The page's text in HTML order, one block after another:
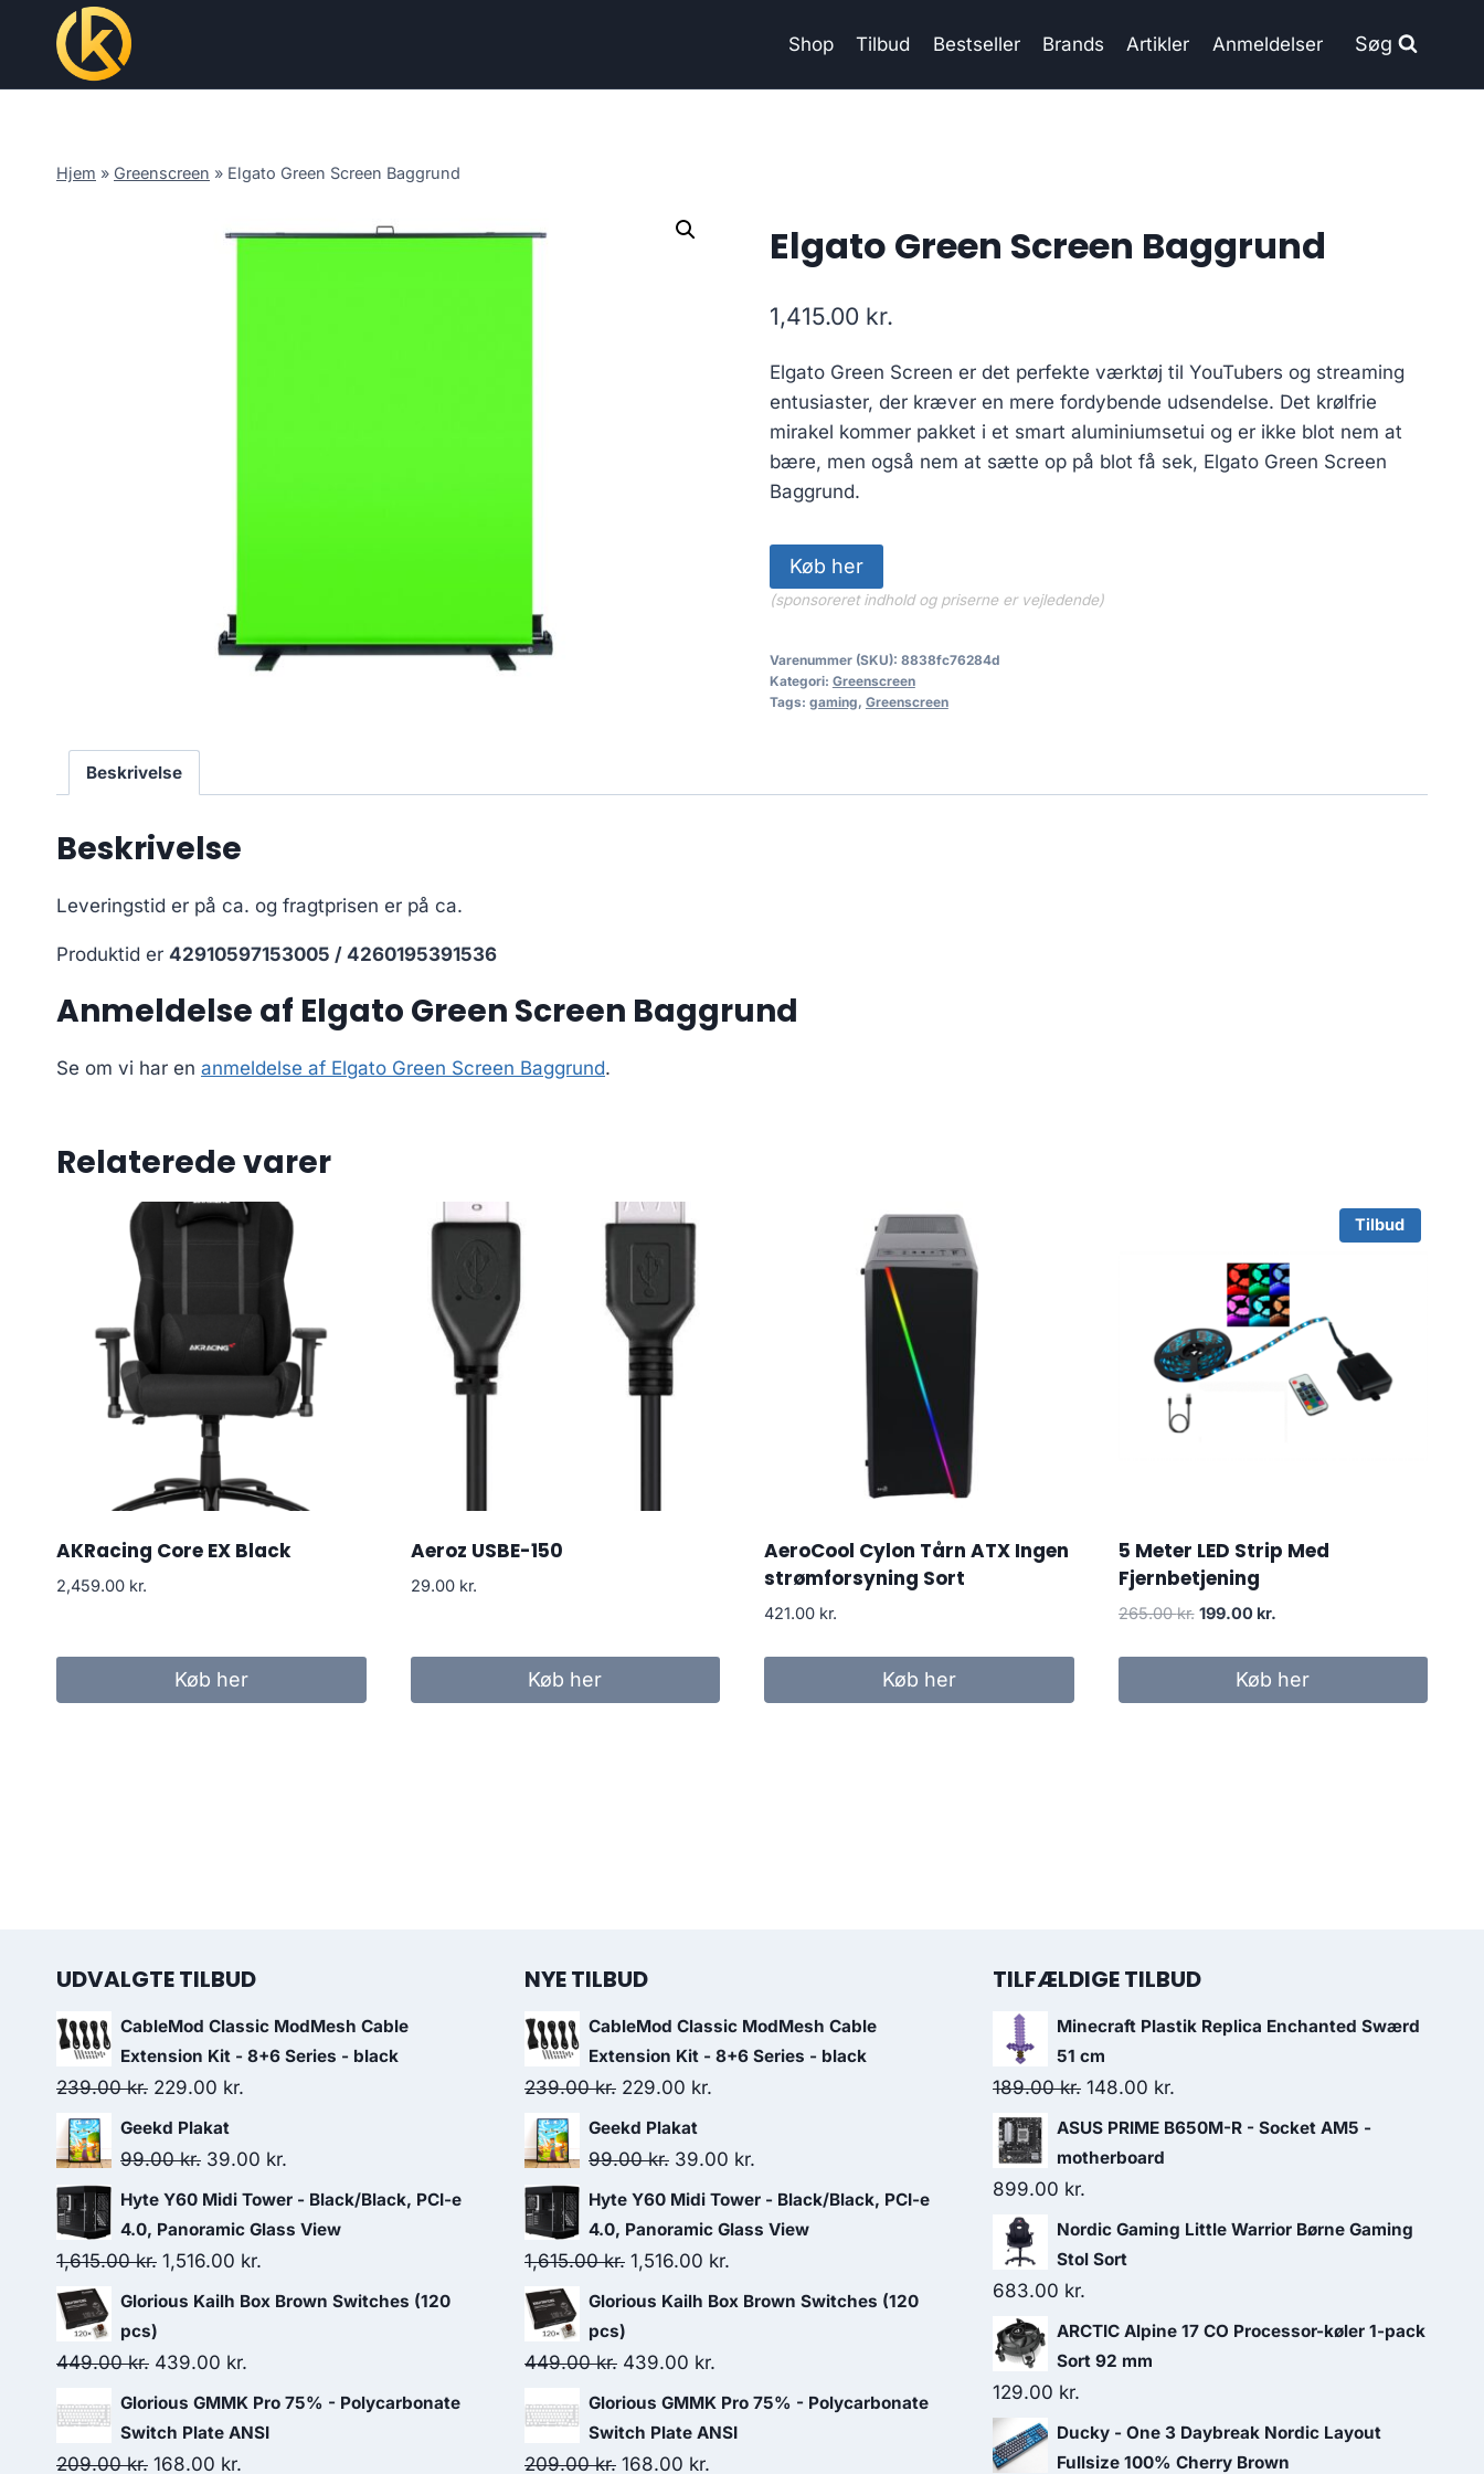
content
Shop Tilbud Bestseller Brands Artikler Anmeldelser Søg
Hjem » Greenscreen » Elgato Green Screen Baggrund
Elgato Green Screen Baggrund
1,415.00 kr.
Elgato Green Screen er det perfekte værktøj til YouTubers og streaming
entusiaster, der kræver en mere fordybende udsendelse. Det krølfrie
mirakel kommer pakket i et smart aluminiumsetui og er ikke blot nem at
bære, men også nem at sætte op på blot få sek, Elgato Green Screen
Baggrund.
Køb her
(sponsoreret indhold og priserne er vejledende)
Varenummer (SKU): 8838fc76284d
Kategori: Greenscreen
Tags: gaming, Greenscreen
Beskrivelse
Beskrivelse
Leveringstid er på ca. og fragtprisen er på ca.
Produktid er 42910597153005 / 4260195391536
Anmeldelse af Elgato Green Screen Baggrund
Se om vi har en anmeldelse af Elgato Green Screen Baggrund.
Relaterede varer
AKRacing Core EX Black
2,459.00 kr.
Køb her
Aeroz USBE-150
29.00 kr.
Køb her
AeroCool Cylon Tårn ATX Ingen
strømforsyning Sort
421.00 kr.
Køb her
Tilbud
5 Meter LED Strip Med
Fjernbetjening
265.00kr. Original
was:
265.00 kr..
199.00 kr.Current
is:
199.00 kr..
Køb her
UDVALGTE TILBUD
CableMod Classic ModMesh Cable
Extension Kit - 8+6 Series - black
239.00kr. Original
price
was:
229.00 kr.
is:
Geekd Plakat
99.00kr. Original
price
was:
99.00 kr..
39.00 kr.
price
is:
Hyte Y60 Midi Tower - Black/Black, PCI-e
4.0, Panoramic Glass View
1,615.00kr. Original
price
1,615.00 kr..
1,516.00 kr.
price
Glorious Kailh Box Brown Switches (120
pcs)
449.00kr. Original
price
was:
449.00 kr..
439.00 kr.
price
is:
Glorious GMMK Pro 75% - Polycarbonate
Switch Plate ANSI
209.00kr. Original
168.00 kr.
NYE TILBUD
CableMod Classic ModMesh Cable
Extension Kit - 8+6 Series - black
239.00kr. Original
price
was:
229.00 kr.
is:
Geekd Plakat
99.00kr. Original
price
was:
99.00 kr..
39.00 kr.
price
is:
Hyte Y60 Midi Tower - Black/Black, PCI-e
4.0, Panoramic Glass View
1,615.00kr. Original
price
1,615.00 kr..
1,516.00 kr.
price
Glorious Kailh Box Brown Switches (120
pcs)
449.00kr. Original
price
was:
449.00 kr..
439.00 kr.
price
is:
Glorious GMMK Pro 75% - Polycarbonate
Switch Plate ANSI
209.00kr. Original
168.00 kr.
TILFÆLDIGE TILBUD
Minecraft Plastik Replica Enchanted Swærd
51 cm
189.00kr. Original
price
was:
148.00 kr.
price
ASUS PRIME B650M-R - Socket AM5 -
motherboard
899.00 kr.
Nordic Gaming Little Warrior Børne Gaming
Stol Sort
683.00 kr.
ARCTIC Alpine 17 CO Processor-køler 1-pack
Sort 92 mm
129.00 kr.
Ducky - One 3 Daybreak Nordic Layout
Fullsize 100% Cherry Brown